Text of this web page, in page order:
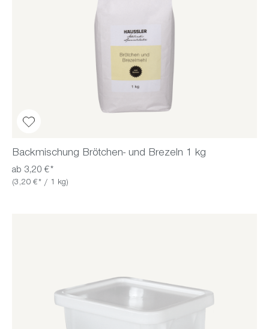
Backmischung Brötchen- und Brezeln 1 kg
ab 3,20 €*
(3,20 €* / 1 kg)